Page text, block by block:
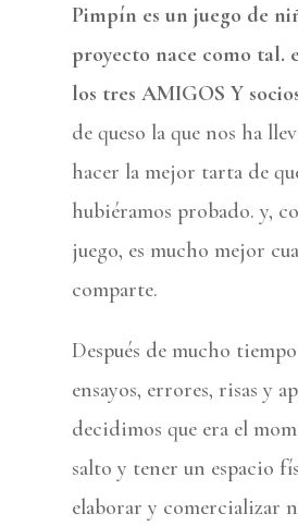
Pimpín es un juego de
proyecto nace como tal.
los tres AMIGOS Y
de queso la que nos ha
hacer la mejor tarta de
hubiéramos probado. y,
juego, es mucho mejor
comparte.
Después de mucho
ensayos, errores, risas y
decidimos que era el
salto y tener un espacio
elaborar y comercializar